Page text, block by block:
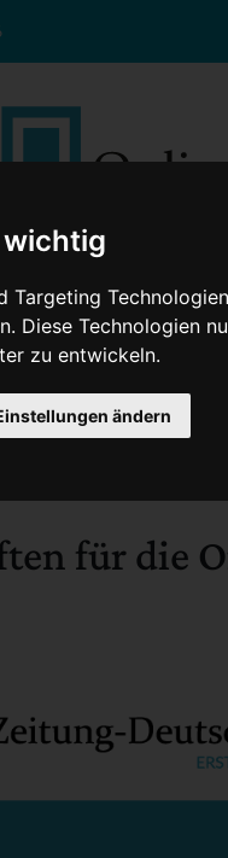
Diese Technologien
zu entwickeln.
ändern
Gesellschaft
für die